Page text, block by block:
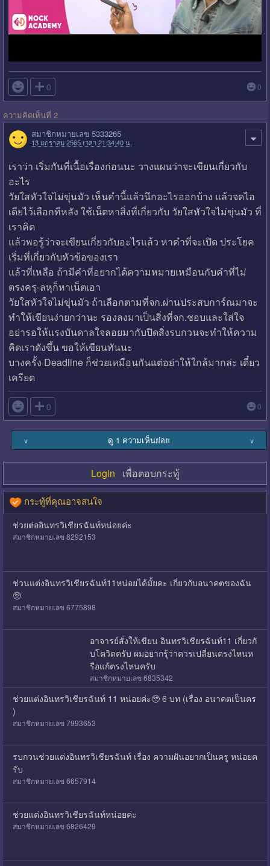
 0 0
ความคิดเห็นที่ 2
สมาชิกหมายเลข 5333265
13 มกราคม 2565 เวลา 21:34:40 น.
เราว่า เริ่มกันที่เนื้อเรื่องก่อนนะ วางแผนว่าจะเขียนเกี่ยวกับ
อะไร
วัยใสหัวใจไม่ขุ่นมัว เห็นคำนี้แล้วนึกอะไรออกบ้าง แล้วจดไอ
เดียไว้เลือกทีหลัง ใช้เน็ตหาสิ่งที่เกี่ยวกับ วัยใสหัวใจไม่ขุ่นมัว ที่
เราคิด
แล้วพอรู้ว่าจะเขียนเกี่ยวกับอะไรแล้ว หาคำที่จะเปิด ประโยค
เริ่มที่เกี่ยวกับหัวข้อของเรา
แล้วที่เหลือ ถ้ามีคำที่อยากได้ความหมายเหมือนกับคำที่ไม่
ตรงครุ-ลหุก็หาเน็ตเอา
วัยใสหัวใจไม่ขุ่นมัว ถ้าเลือกตามที่จก.ผ่านประสบการ์ณมาจะ
ทำให้เขียนง่ายกว่านะ รองลงมาเป็นสิ่งที่จก.ชอบและใส่ใจ
อย่ารอให้แรงบันดาลใจลอยมากับปิดสิ่งรบกวนจะทำให้ความ
คิดเราดังขึ้น ขอให้เขียนทันนะ
บางครั้ง Deadline ก็ช่วยเหมือนกันแต่อย่าให้ใกล้มากล่ะ เดี๋ยว
เครียด
 0 0
∨ ดู 1 ความเห็นย่อย ∨
Login เพื่อตอบกระทู้
กระทู้ที่คุณอาจสนใจ
ช่วยต่ออินทรวิเชียรฉันท์หน่อยค่ะ
สมาชิกหมายเลข 8292153
ช่วนแต่งอินทรวิเชียรฉันท์11หน่อยได้มั้ยคะ เกี่ยวกับอนาคตของฉัน
🥺
สมาชิกหมายเลข 6775898
อาจารย์สั่งให้เขียน อินทรวิเชียรฉันท์11 เกี่ยวกั
บโควิดครับ ผมอยากรุ้ว่าควรเปลี่ยนตรงไหนห
รือแก้ตรงไหนครับ
สมาชิกหมายเลข 6835342
ช่วยแต่งอินทรวิเชียรฉันท์ 11 หน่อยค่ะ🥹 6 บท (เรื่อง อนาคตเป็นคร
ู)
สมาชิกหมายเลข 7993653
รบกวนช่วยแต่งอินทรวิเชียรฉันท์ เรื่อง ความฝันอยากเป็นครู หน่อยค
รับ
สมาชิกหมายเลข 6657914
ช่วยแต่งอินทรวิเชียรฉันท์หน่อยค่ะ
สมาชิกหมายเลข 6826429